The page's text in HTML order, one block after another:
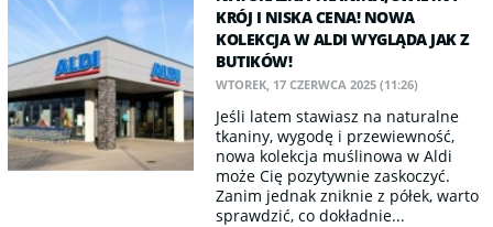
KRÓJ I NISKA CENA! NOWA
KOLEKCJA W ALDI WYGLĄDA JAK Z
BUTIKÓW!
WTOREK, 17 CZERWCA 2025 (11:26)
Jeśli latem stawiasz na naturalne
tkaniny, wygodę i przewiewność,
nowa kolekcja muślinowa w Aldi
może Cię pozytywnie zaskoczyć.
Zanim jednak zniknie z półek, warto
sprawdzić, co dokładnie...